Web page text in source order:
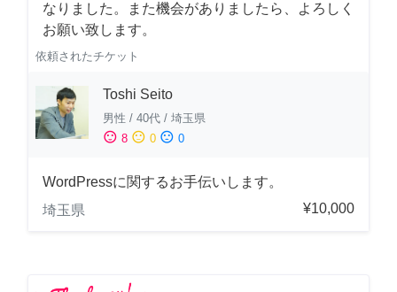
なりました。また機会がありましたら、よろしく
お願い致します。
依頼されたチケット
Toshi Seito
男性 / 40代 / 埼玉県
sentiment_satisfied 8 sentiment_neutral 0 sentiment_dissatisfied 0
WordPressに関するお手伝いします。
埼玉県
¥10,000